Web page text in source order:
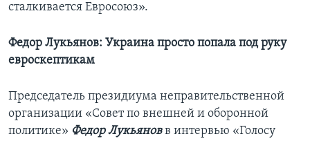
сталкивается Евросоюз».
Федор Лукьянов: Украина просто попала под руку
евроскептикам
Председатель президиума неправительственной
организации «Совет по внешней и оборонной
политике» Федор Лукьяновв интервью «Голосу